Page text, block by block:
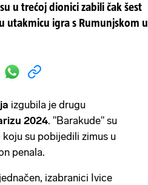
u trećoj dionici zabili čak šest
utakmicu igra s Rumunjskom u
izgubila je drugu
2024. "Barakude" su
koju su pobijedili zimus u
penala.
izabranici Ivice